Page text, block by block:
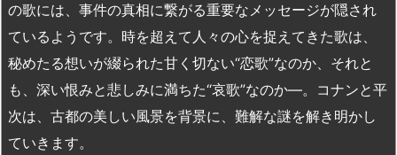
の歌には、事件の真相に繋がる重要なメッセージが隠され
ているようです。時を超えて人々の心を捉えてきた歌は、
秘めたる想いが綴られた甘く切ない“恋歌”なのか、それと
も、深い恨みと悲しみに満ちた“哀歌”なのか―。コナンと平
次は、古都の美しい風景を背景に、難解な謎を解き明かし
ていきます。